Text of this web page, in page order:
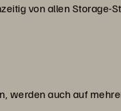
von allen Storage-
werden auch auf